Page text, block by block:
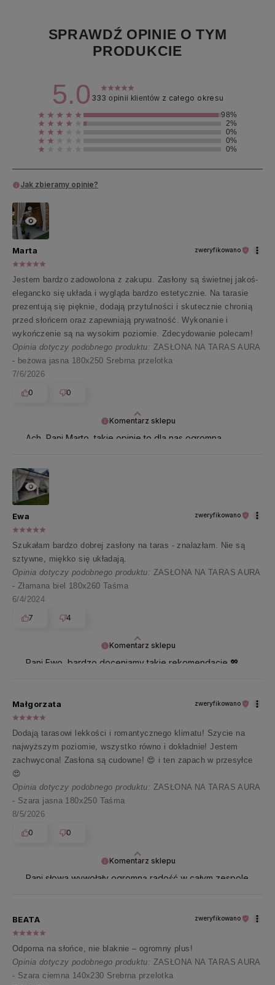
SPRAWDŹ OPINIE O TYM
PRODUKCIE
5.0 333 opinii klientów z całego okresu
98%
2%
0%
0%
0%
Jak zbieramy opinie?
Komentarz sklepu
Ach, Pani Marto, takie opinie to dla nas ogromna
Marta zweryfikowano
Jestem bardzo zadowolona z zakupu. Zasłony są świetnej jakoś-
elegancko się układa i wygląda bardzo estetycznie. Na tarasie
prezentują się pięknie, dodają przytulności i skutecznie chronią
przed słońcem oraz zapewniają prywatność. Wykonanie i
wykończenie są na wysokim poziomie. Zdecydowanie polecam!
Opinia dotyczy podobnego produktu: ZASŁONA NA TARAS AURA
- beżowa jasna 180x250 Srebrna przelotka
7/6/2026
0
0
Komentarz sklepu
Pani Ewo, bardzo doceniamy takie rekomendacje 💖
Ewa zweryfikowano
Szukałam bardzo dobrej zasłony na taras - znalazłam. Nie są
sztywne, miękko się układają.
Opinia dotyczy podobnego produktu: ZASŁONA NA TARAS AURA
- Złamana biel 180x260 Taśma
6/4/2024
7
4
Komentarz sklepu
Pani słowa wywołały ogromną radość w całym zespole
Małgorzata zweryfikowano
Dodają tarasowi lekkości i romantycznego klimatu! Szycie na
najwyższym poziomie, wszystko równo i dokładnie! Jestem
zachwycona! Zasłona są cudowne! 😍 i ten zapach w przesyłce
😍
Opinia dotyczy podobnego produktu: ZASŁONA NA TARAS AURA
- Szara jasna 180x250 Taśma
8/5/2026
0
0
BEATA zweryfikowano
Odporna na słońce, nie blaknie – ogromny plus!
Opinia dotyczy podobnego produktu: ZASŁONA NA TARAS AURA
- Szara ciemna 140x230 Srebrna przelotka